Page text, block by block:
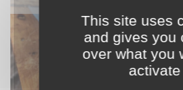
This site uses
and gives you
over what you
activate